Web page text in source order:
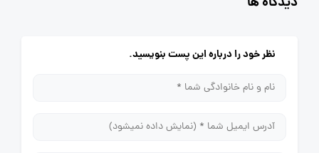
نظر خود را درباره این پست بنویسید.